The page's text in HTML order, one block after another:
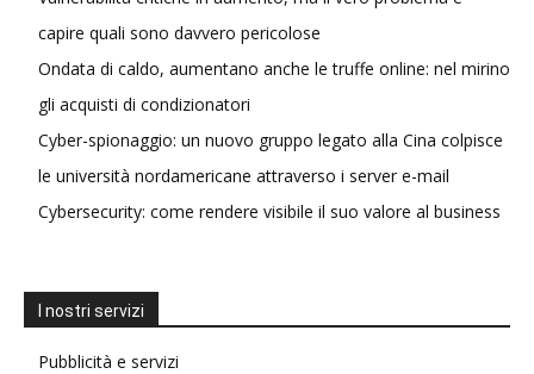
capire quali sono davvero pericolose
Ondata di caldo, aumentano anche le truffe online: nel mirino
gli acquisti di condizionatori
Cyber-spionaggio: un nuovo gruppo legato alla Cina colpisce
le università nordamericane attraverso i server e-mail
Cybersecurity: come rendere visibile il suo valore al business
I nostri servizi
Pubblicità e servizi